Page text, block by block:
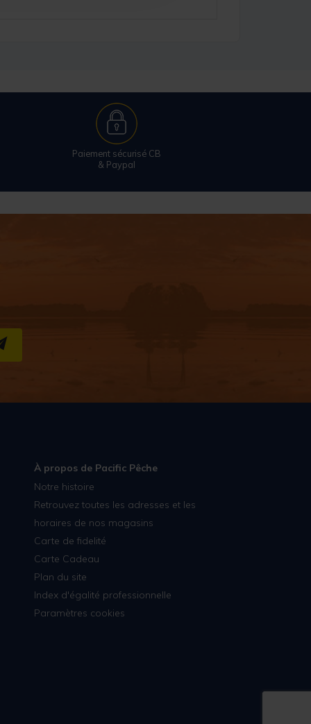
Paiement sécurisé CB
& Paypal
S''INSCRIRE
À propos de Pacific Pêche
Notre histoire
Retrouvez toutes les adresses et les
horaires de nos magasins
Carte de fidelité
Carte Cadeau
Plan du site
Index d'égalité professionnelle
Paramètres cookies